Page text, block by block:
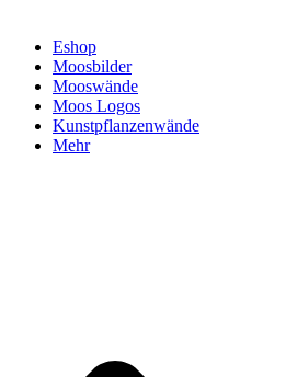
Eshop
Moosbilder
Mooswände
Moos Logos
Kunstpflanzenwände
Mehr